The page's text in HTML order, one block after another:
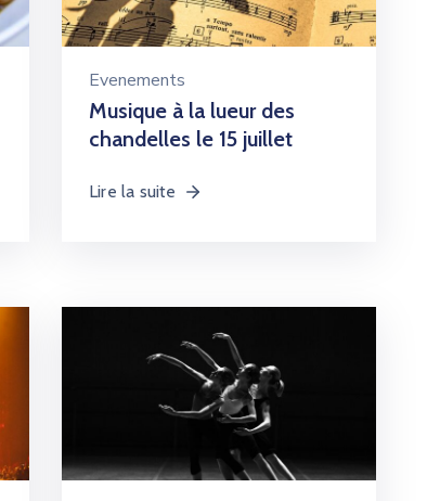
Evenements
Musique à la lueur des
chandelles le 15 juillet
Lire la suite